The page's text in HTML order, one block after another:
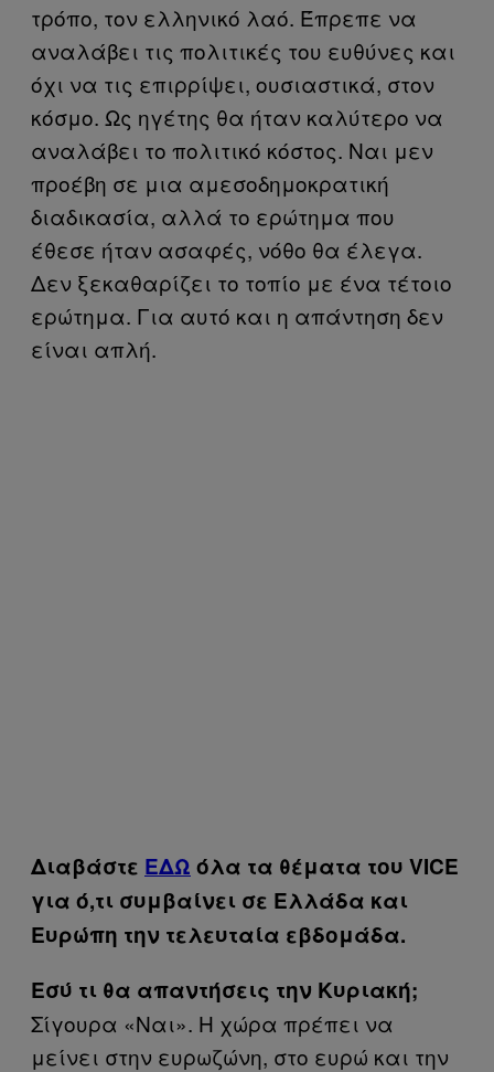
τρόπο, τον ελληνικό λαό. Έπρεπε να
αναλάβει τις πολιτικές του ευθύνες και
όχι να τις επιρρίψει, ουσιαστικά, στον
κόσμο. Ως ηγέτης θα ήταν καλύτερο να
αναλάβει το πολιτικό κόστος. Ναι μεν
προέβη σε μια αμεσοδημοκρατική
διαδικασία, αλλά το ερώτημα που
έθεσε ήταν ασαφές, νόθο θα έλεγα.
Δεν ξεκαθαρίζει το τοπίο με ένα τέτοιο
ερώτημα. Για αυτό και η απάντηση δεν
είναι απλή.
Διαβάστε ΕΔΩ όλα τα θέματα του VICE
για ό,τι συμβαίνει σε Ελλάδα και
Ευρώπη την τελευταία εβδομάδα.
Εσύ τι θα απαντήσεις την Κυριακή;
Σίγουρα «Ναι». Η χώρα πρέπει να
μείνει στην ευρωζώνη, στο ευρώ και την